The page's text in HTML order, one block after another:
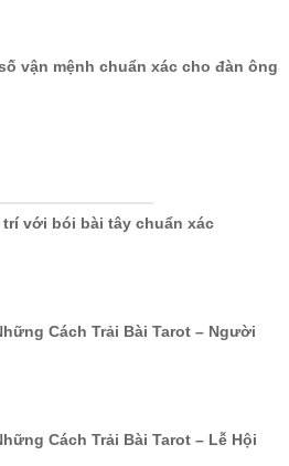
vận mệnh chuẩn xác cho đàn ông
với bói bài tây chuẩn xác
Cách Trải Bài Tarot – Người
Cách Trải Bài Tarot – Lễ Hội